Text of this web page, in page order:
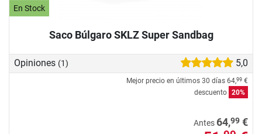
En Stock
Saco Búlgaro SKLZ Super Sandbag
Opiniones (1) 5,0
Mejor precio en últimos 30 días 64,99 €
descuento 20%
Antes 64,99 €